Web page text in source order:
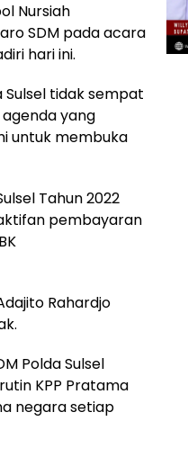
Nursiah
SDM pada acara
hari ini.
tidak sempat
yang
untuk membuka
Tahun 2022
pembayaran
Rahardjo
Polda Sulsel
KPP Pratama
negara setiap